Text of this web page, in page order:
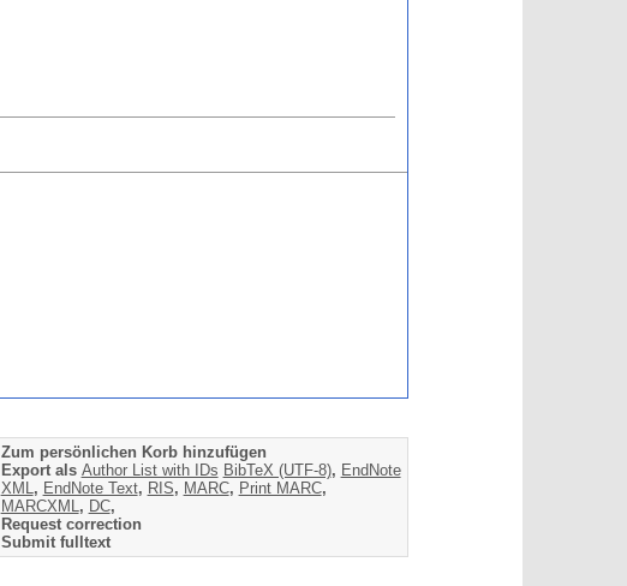
Zum persönlichen Korb hinzufügen
Export als Author List with IDs BibTeX (UTF-8), EndNote
XML , EndNote Text, RIS, MARC, Print MARC,
MARCXML , DC,
Request correction
Submit fulltext